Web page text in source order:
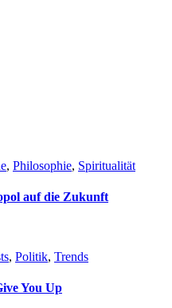
, Philosophie, Spiritualität
auf die Zukunft
, Politik, Trends
You Up